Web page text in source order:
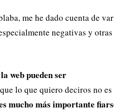
me he dado cuenta de
negativas y otras
web pueden ser
lo que quiero deciros no es
mucho más importante